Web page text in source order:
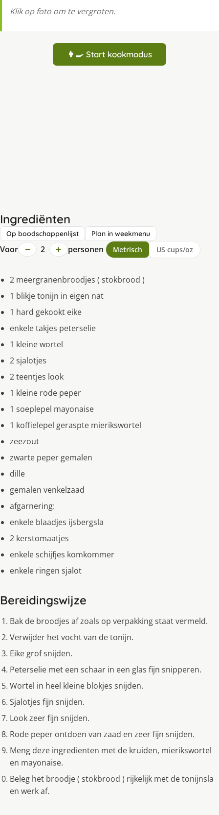
Klik op foto om te vergroten.
👩‍🍳 Start kookmodus
Ingrediënten
Op boodschappenlijst Plan in weekmenu
Voor − 2 + personen Metrisch US cups/oz
2 meergranenbroodjes ( stokbrood )
1 blikje tonijn in eigen nat
1 hard gekookt eike
enkele takjes peterselie
1 kleine wortel
2 sjalotjes
2 teentjes look
1 kleine rode peper
1 soeplepel mayonaise
1 koffielepel geraspte mierikswortel
zeezout
zwarte peper gemalen
dille
gemalen venkelzaad
afgarnering:
enkele blaadjes ijsbergsla
2 kerstomaatjes
enkele schijfjes komkommer
enkele ringen sjalot
Bereidingswijze
Bak de broodjes af zoals op verpakking staat vermeld.
Verwijder het vocht van de tonijn.
Eike grof snijden.
Peterselie met een schaar in een glas fijn snipperen.
Wortel in heel kleine blokjes snijden.
Sjalotjes fijn snijden.
Look zeer fijn snijden.
Rode peper ontdoen van zaad en zeer fijn snijden.
Meng deze ingredienten met de kruiden, mierikswortel
en mayonaise.
Beleg het broodje ( stokbrood ) rijkelijk met de tonijnsla
en werk af.